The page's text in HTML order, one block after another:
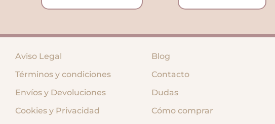
Aviso Legal
Términos y condiciones
Envíos y Devoluciones
Cookies y Privacidad
Blog
Contacto
Dudas
Cómo comprar